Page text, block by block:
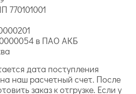
770101001
в ПАО АКБ
дата поступления
наш расчетный счет. После
заказ к отгрузке. Если у